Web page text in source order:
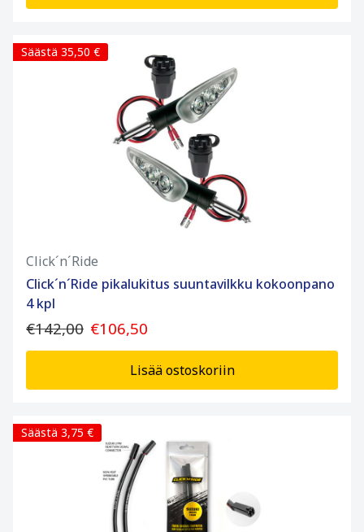
Säästä 35,50 €
Click´n´Ride
Click´n´Ride pikalukitus suuntavilkku kokoonpano
4 kpl
€142,00 €106,50
Lisää ostoskoriin
Säästä 3,75 €